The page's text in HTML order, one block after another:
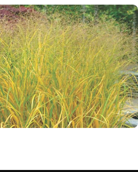
%
– скидка -30%